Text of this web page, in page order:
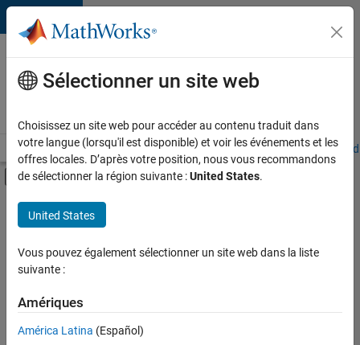
Passer au contenu
Votre
carrière
chez
Accueil Explorer nos opportunités Adresses de nos bureaux
Activer/désactiver l'affichage du menu
Contenu principal
FILTRER PAR
Support client
Ventes pour l'éducation
Ventes internes
Actuellement,
Sélectionner un site web
Choisissez un site web pour accéder au contenu traduit dans
votre langue (lorsqu'il est disponible) et voir les événements et les
offres locales. D’après votre position, nous vous recommandons
de sélectionner la région suivante :United States.
United States
Vous pouvez également sélectionner un site web dans la liste
suivante :
Amériques
América Latina (Español)